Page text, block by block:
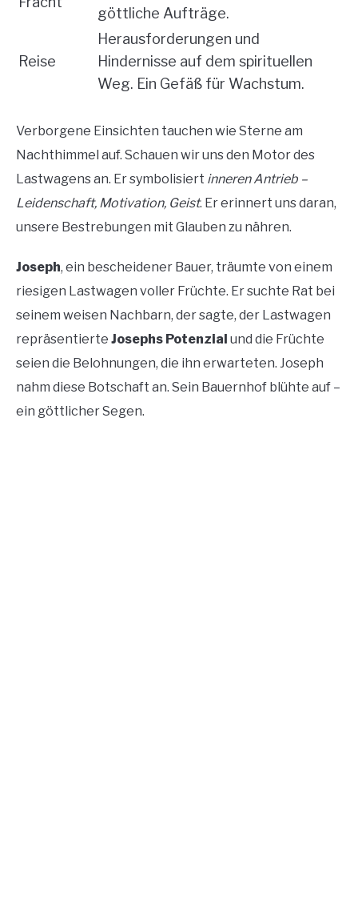
göttliche Aufträge.
Reise
Herausforderungen und
Hindernisse auf dem spirituellen
Weg. Ein Gefäß für Wachstum.
Verborgene Einsichten tauchen wie Sterne am
Nachthimmel auf. Schauen wir uns den Motor des
Lastwagens an. Er symbolisiert inneren Antrieb –
Leidenschaft, Motivation, Geist. Er erinnert uns daran,
unsere Bestrebungen mit Glauben zu nähren.
Joseph, ein bescheidener Bauer, träumte von einem
riesigen Lastwagen voller Früchte. Er suchte Rat bei
seinem weisen Nachbarn, der sagte, der Lastwagen
repräsentierte Josephs Potenzial und die Früchte
seien die Belohnungen, die ihn erwarteten. Joseph
nahm diese Botschaft an. Sein Bauernhof blühte auf –
ein göttlicher Segen.